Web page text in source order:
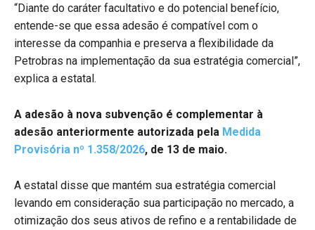
“Diante do caráter facultativo e do potencial benefício,
entende-se que essa adesão é compatível com o
interesse da companhia e preserva a flexibilidade da
Petrobras na implementação da sua estratégia comercial”,
explica a estatal.
A adesão à nova subvenção é complementar à
adesão anteriormente autorizada pela Medida
Provisória nº 1.358/2026, de 13 de maio.
A estatal disse que mantém sua estratégia comercial
levando em consideração sua participação no mercado, a
otimização dos seus ativos de refino e a rentabilidade de